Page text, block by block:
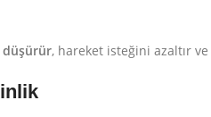
düşürür, hareket isteğini azaltır